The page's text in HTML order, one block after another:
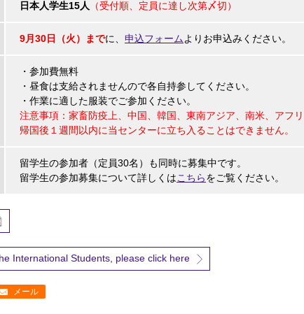
日本人学生15人 （受付順、定員に達し次第〆切）
9月30日（火）までに、 申込フォーム よりお申込みください。
・参加費無料
・昼食は支給されませんので各自持参してください。
・作業に適した服装でご参加ください。
注意事項：家畜防疫上、中国、韓国、東南アジア、南米、アフリ
帰国後１週間以内に当センターに立ち入ることはできません。
留学生の参加者（定員30名）も同時に募集中です。
留学生の参加募集について詳しくはこちらをご覧ください。
International Students, please click here
メール